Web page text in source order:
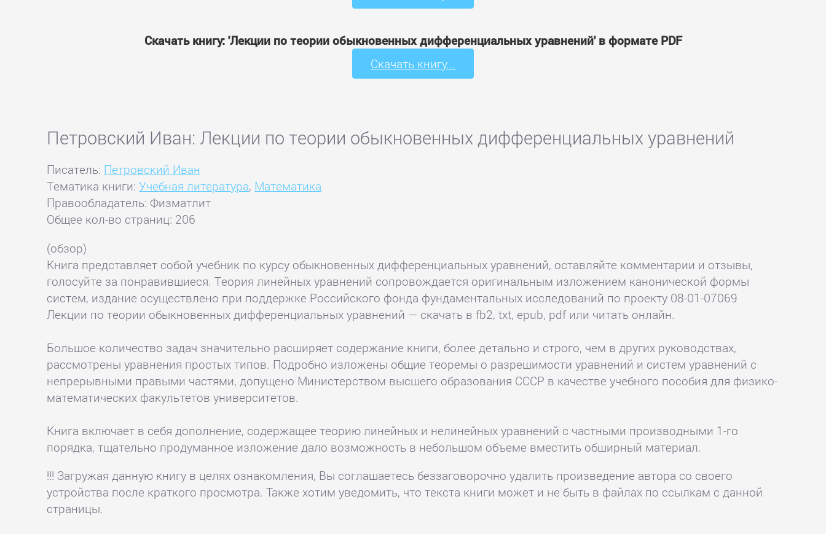
Скачать книгу: 'Лекции по теории обыкновенных дифференциальных уравнений' в формате PDF
Скачать книгу...
Петровский Иван: Лекции по теории обыкновенных дифференциальных уравнений
Писатель: Петровский Иван
Тематика книги:Учебная литература, Математика
Правообладатель: Физматлит
Общее кол-во страниц: 206
(обзор)
Книга представляет собой учебник по курсу обыкновенных дифференциальных уравнений, оставляйте комментарии и отзывы,
голосуйте за понравившиеся. Теория линейных уравнений сопровождается оригинальным изложением канонической формы
систем, издание осуществлено при поддержке Российского фонда фундаментальных исследований по проекту 08-01-07069
Лекции по теории обыкновенных дифференциальных уравнений — скачать в fb2, txt, epub, pdf или читать онлайн.
Большое количество задач значительно расширяет содержание книги, более детально и строго, чем в других руководствах,
рассмотрены уравнения простых типов. Подробно изложены общие теоремы о разрешимости уравнений и систем уравнений с
непрерывными правыми частями, допущено Министерством высшего образования СССР в качестве учебного пособия для физико-
математических факультетов университетов.
Книга включает в себя дополнение, содержащее теорию линейных и нелинейных уравнений с частными производными 1-го
порядка, тщательно продуманное изложение дало возможность в небольшом объеме вместить обширный материал.
!!! Загружая данную книгу в целях ознакомления, Вы соглашаетесь беззаговорочно удалить произведение автора со своего
устройства после краткого просмотра. Также хотим уведомить, что текста книги может и не быть в файлах по ссылкам с данной
страницы.